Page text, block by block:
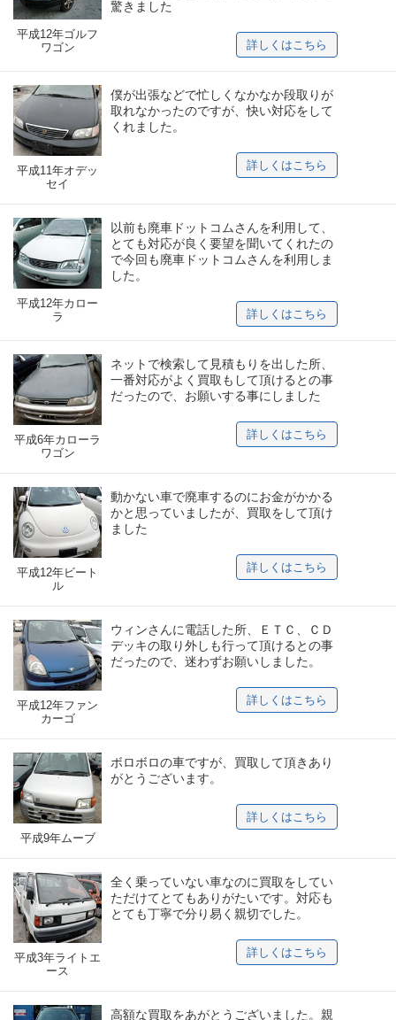
平成12年ゴルフ
ワゴン
驚きました
詳しくはこちら
平成11年オデッ
セイ
僕が出張などで忙しくなかなか段取りが
取れなかったのですが、快い対応をして
くれました。
詳しくはこちら
平成12年カロー
ラ
以前も廃車ドットコムさんを利用して、
とても対応が良く要望を聞いてくれたの
で今回も廃車ドットコムさんを利用しま
した。
詳しくはこちら
平成6年カローラ
ワゴン
ネットで検索して見積もりを出した所、
一番対応がよく買取もして頂けるとの事
だったので、お願いする事にしました
詳しくはこちら
平成12年ビート
ル
動かない車で廃車するのにお金がかかる
かと思っていましたが、買取をして頂け
ました
詳しくはこちら
平成12年ファン
カーゴ
ウィンさんに電話した所、ＥＴＣ、ＣＤ
デッキの取り外しも行って頂けるとの事
だったので、迷わずお願いしました。
詳しくはこちら
平成9年ムーブ
ボロボロの車ですが、買取して頂きあり
がとうございます。
詳しくはこちら
平成3年ライトエ
ース
全く乗っていない車なのに買取をしてい
ただけてとてもありがたいです。対応も
とても丁寧で分り易く親切でした。
詳しくはこちら
高額な買取をあがとうございました。親